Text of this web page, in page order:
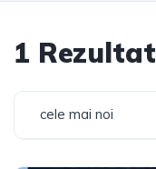
1 Rezultat
cele mai noi